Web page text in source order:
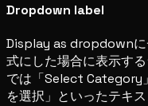
Dropdown label
Display as dropdownに
式にした場合に表示す
では「Select Category
を選択」といったテキ